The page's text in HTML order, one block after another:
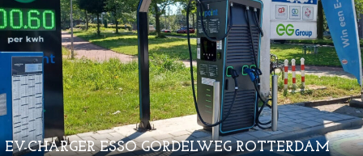
EV-CHARGER ESSO GORDELWEG ROTTERDAM